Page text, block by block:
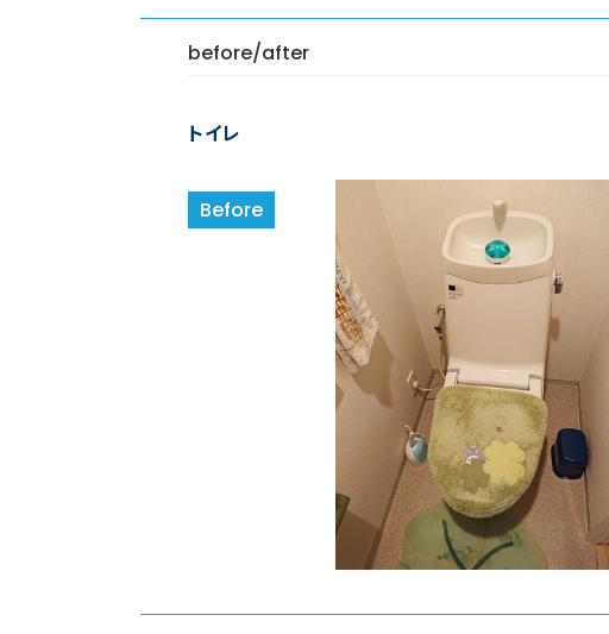
before/after
トイレ